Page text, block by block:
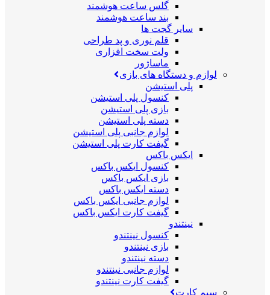
گلس ساعت هوشمند
بند ساعت هوشمند
سایر گجت ها
قلم نوری و پد طراحی
ولت سخت افزاری
ماساژور
لوازم و دستگاه های بازی
پلی استیشن
کنسول پلی استیشن
بازی پلی استیشن
دسته پلی استیشن
لوازم جانبی پلی استیشن
گیفت کارت پلی استیشن
ایکس باکس
کنسول ایکس باکس
بازی ایکس باکس
دسته ایکس باکس
لوازم جانبی ایکس باکس
گیفت کارت ایکس باکس
نینتندو
کنسول نینتندو
بازی نینتندو
دسته نینتندو
لوازم جانبی نینتندو
گیفت کارت نینتندو
سیم کارت